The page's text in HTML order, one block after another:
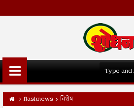
flashnews विशेष